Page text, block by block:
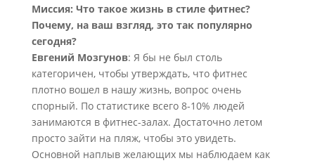
Миссия: Что такое жизнь в стиле фитнес?
Почему, на ваш взгляд, это так популярно
сегодня?
Евгений Мозгунов: Я бы не был столь
категоричен, чтобы утверждать, что фитнес
плотно вошел в нашу жизнь, вопрос очень
спорный. По статистике всего 8-10% людей
занимаются в фитнес-залах. Достаточно летом
просто зайти на пляж, чтобы это увидеть.
Основной наплыв желающих мы наблюдаем как